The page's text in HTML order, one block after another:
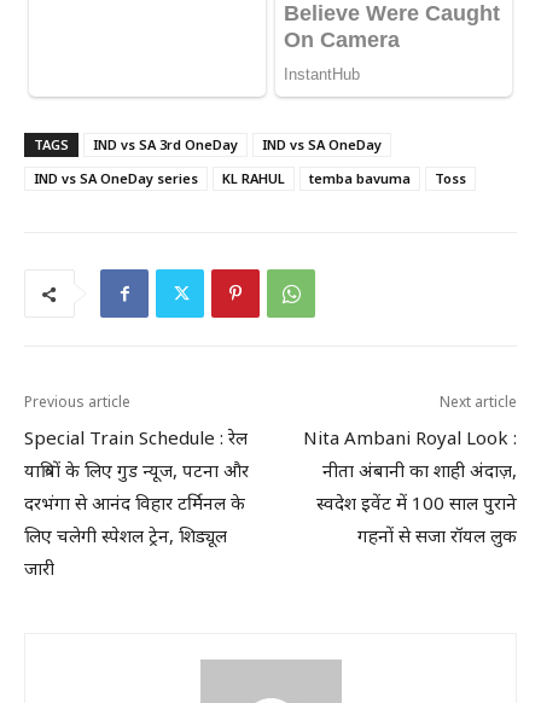
TAGS IND vs SA 3rd OneDay
IND vs SA OneDay
IND vs SA OneDay series
KL RAHUL temba bavuma Toss
Previous article
Special Train Schedule : रेल
यात्रियों के लिए गुड न्यूज, पटना और
दरभंगा से आनंद विहार टर्मिनल के
लिए चलेगी स्पेशल ट्रेन, शिड्यूल
जारी
Next article
Nita Ambani Royal Look :
नीता अंबानी का शाही अंदाज़,
स्वदेश इवेंट में 100 साल पुराने
गहनों से सजा रॉयल लुक